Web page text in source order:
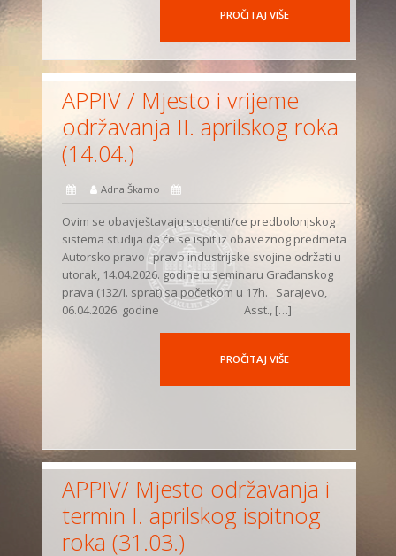
PROČITAJ VIŠE
APPIV / Mjesto i vrijeme
održavanja II. aprilskog roka
(14.04.)
Adna Škamo
Ovim se obavještavaju studenti/ce predbolonjskog
sistema studija da će se ispit iz obaveznog predmeta
Autorsko pravo i pravo industrijske svojine održati u
utorak, 14.04.2026. godine u seminaru Građanskog
prava (132/I. sprat) sa početkom u 17h. Sarajevo,
06.04.2026. godine Asst., […]
PROČITAJ VIŠE
APPIV/ Mjesto održavanja i
termin I. aprilskog ispitnog
roka (31.03.)